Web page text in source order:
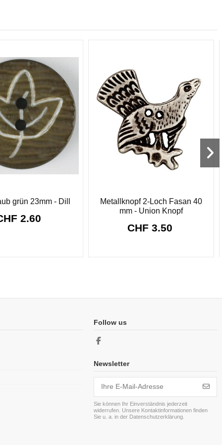
grün 23mm - Dill
2.60
Metallknopf 2-Loch Fasan 40
mm - Union Knopf
CHF 3.50
Follow us
Newsletter
Sie können Ihr Einverständnis jederzeit
widerrufen. Unsere Kontaktinformationen finden
Sie u. a. in der Datenschutzerklärung.